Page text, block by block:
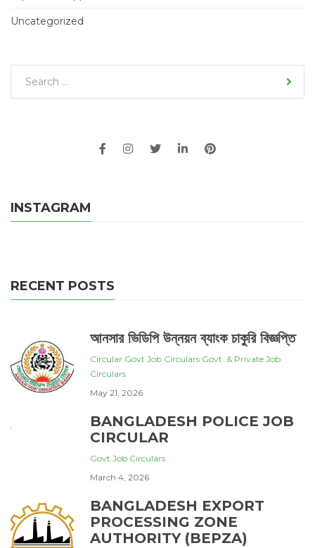
Uncategorized
INSTAGRAM
RECENT POSTS
আনসার ভিডিপি উন্নয়ন ব্যাংক চাকুরি বিজ্ঞপ্তি
Circular Govt Job Circulars Govt. & Private Job
Circulars
May 21, 2026
BANGLADESH POLICE JOB
CIRCULAR
Govt Job Circulars
March 4, 2026
BANGLADESH EXPORT
PROCESSING ZONE
AUTHORITY (BEPZA)